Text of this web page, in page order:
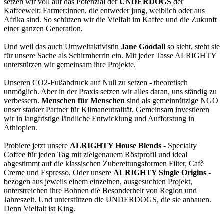
Kaffeewelt: Farmer:innen, die entweder jung, weiblich oder aus
Afrika sind. So schützen wir die Vielfalt im Kaffee und die Zukunft
einer ganzen Generation.
Und weil das auch Umweltaktivistin Jane Goodall so sieht, steht sie
für unsere Sache als Schirmherrin ein. Mit jeder Tasse ALRIGHTY
unterstützen wir gemeinsam ihre Projekte.
Unseren CO2-Fußabdruck auf Null zu setzen - theoretisch
unmöglich. Aber in der Praxis setzen wir alles daran, uns ständig zu
verbessern. Menschen für Menschen sind als gemeinnützige NGO
unser starker Partner für Klimaneutralität. Gemeinsam investieren
wir in langfristige ländliche Entwicklung und Aufforstung in
Äthiopien.
Probiere jetzt unsere ALRIGHTY House Blends - Specialty
Coffee für jeden Tag mit zielgenauem Röstprofil und ideal
abgestimmt auf die klassischen Zubereitungsformen Filter, Cafè
Creme und Espresso. Oder unsere ALRIGHTY Single Origins -
bezogen aus jeweils einem einzelnen, ausgesuchten Projekt,
unterstreichen ihre Bohnen die Besonderheit von Region und
Jahreszeit. Und unterstützen die UNDERDOGS, die sie anbauen.
Denn Vielfalt ist King.